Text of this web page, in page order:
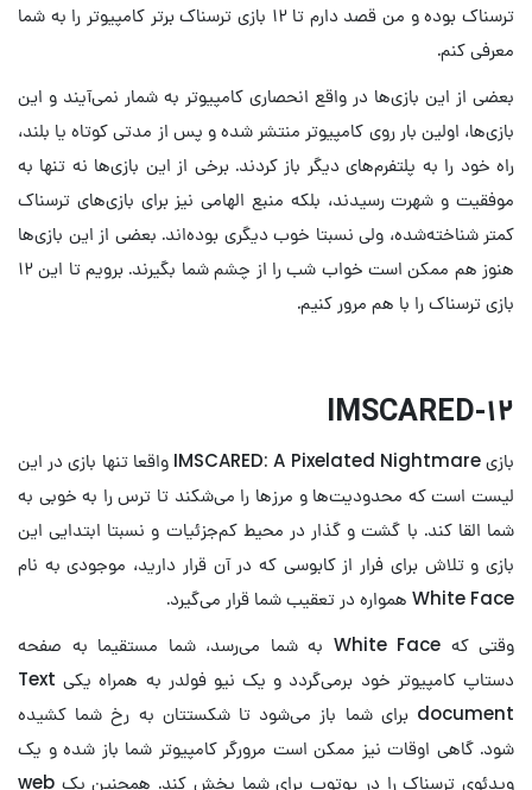
ترسناک بوده و من قصد دارم تا ۱۲ بازی ترسناک برتر کامپیوتر را به شما
معرفی کنم.
بعضی از این بازی‌ها در واقع انحصاری کامپیوتر به شمار نمی‌آیند و این
بازی‌ها، اولین بار روی کامپیوتر منتشر شده و پس از مدتی کوتاه یا بلند،
راه خود را به پلتفرم‌های دیگر باز کردند. برخی از این بازی‌ها نه تنها به
موفقیت و شهرت رسیدند، بلکه منبع الهامی نیز برای بازی‌های ترسناک
کمتر شناخته‌شده، ولی نسبتا خوب دیگری بوده‌اند. بعضی از این بازی‌ها
هنوز هم ممکن است خواب شب را از چشم شما بگیرند. برویم تا این ۱۲
بازی ترسناک را با هم مرور کنیم.
۱۲-IMSCARED
بازی IMSCARED: A Pixelated Nightmare واقعا تنها بازی در این
لیست است که محدودیت‌ها و مرز‌ها را می‌شکند تا ترس را به خوبی به
شما القا کند. با گشت و گذار در محیط کم‌جزئیات و نسبتا ابتدایی این
بازی و تلاش برای فرار از کابوسی که در آن قرار دارید، موجودی به نام
White Face همواره در تعقیب شما قرار می‌گیرد.
وقتی که White Face به شما می‌رسد، شما مستقیما به صفحه
دستاپ کامپیوتر خود برمی‌گردد و یک نیو فولدر به همراه یکی Text
document برای شما باز می‌شود تا شکستتان به رخ شما کشیده
شود. گاهی اوقات نیز ممکن است مرورگر کامپیوتر شما باز شده و یک
ویدئوی ترسناک را در یوتوب برای شما پخش کند. همچنین یک web